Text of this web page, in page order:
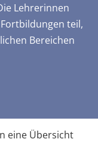
Lehrerinnen
teil,
Bereichen
eine Übersicht